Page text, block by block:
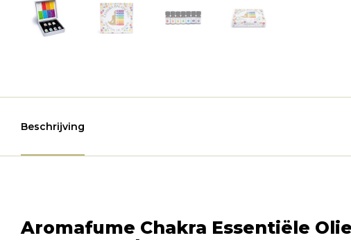
Beschrijving
Aromafume Chakra Essentiële